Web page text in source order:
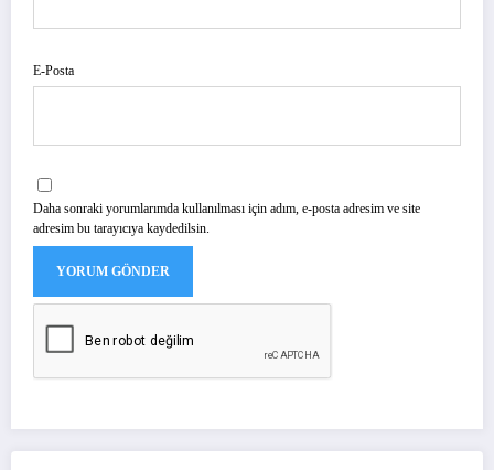
E-Posta
Daha sonraki yorumlarımda kullanılması için adım, e-posta adresim ve site
adresim bu tarayıcıya kaydedilsin.